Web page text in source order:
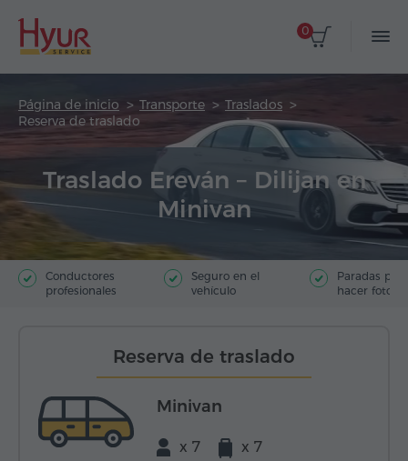
0
Página de inicio Transporte
Traslados
Reserva de traslado
Traslado Ereván – Dilijan en
Minivan
Conductores
profesionales
Seguro en el
vehículo
Paradas para
hacer fotos
Reserva de traslado
Minivan
x 7 x 7